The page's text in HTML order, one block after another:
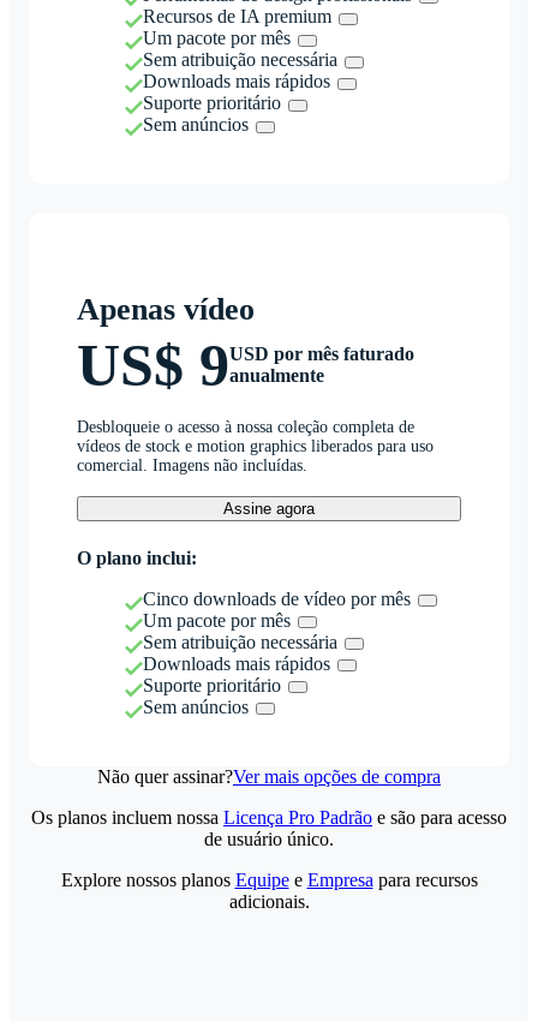
Recursos de IA premium
Um pacote por mês
Sem atribuição necessária
Downloads mais rápidos
Suporte prioritário
Sem anúncios
Apenas vídeo
US$ 9USD por mês faturado
anualmente
Desbloqueie o acesso à nossa coleção completa de
vídeos de stock e motion graphics liberados para uso
comercial. Imagens não incluídas.
Assine agora
O plano inclui:
Cinco downloads de vídeo por mês
Um pacote por mês
Sem atribuição necessária
Downloads mais rápidos
Suporte prioritário
Sem anúncios
Não quer assinar?Ver mais opções de compra
Os planos incluem nossa Licença Pro Padrão e são para acesso
de usuário único.
Explore nossos planos Equipee Empresa para recursos
adicionais.